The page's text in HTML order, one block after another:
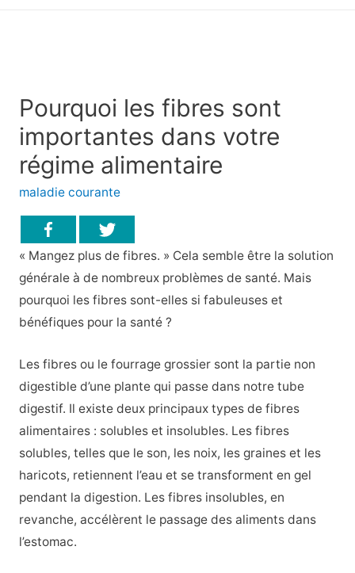
Pourquoi les fibres sont
importantes dans votre
régime alimentaire
maladie courante
« Mangez plus de fibres. » Cela semble être la solution
générale à de nombreux problèmes de santé. Mais
pourquoi les fibres sont-elles si fabuleuses et
bénéfiques pour la santé ?
Les fibres ou le fourrage grossier sont la partie non
digestible d’une plante qui passe dans notre tube
digestif. Il existe deux principaux types de fibres
alimentaires : solubles et insolubles. Les fibres
solubles, telles que le son, les noix, les graines et les
haricots, retiennent l’eau et se transforment en gel
pendant la digestion. Les fibres insolubles, en
revanche, accélèrent le passage des aliments dans
l’estomac.